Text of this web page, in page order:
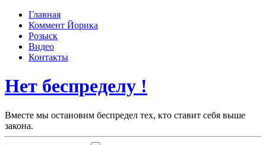
Главная
Коммент Йорика
Розыск
Видео
Контакты
Нет беспределу !
Вместе мы остановим беспредел тех, кто ставит себя выше
закона.